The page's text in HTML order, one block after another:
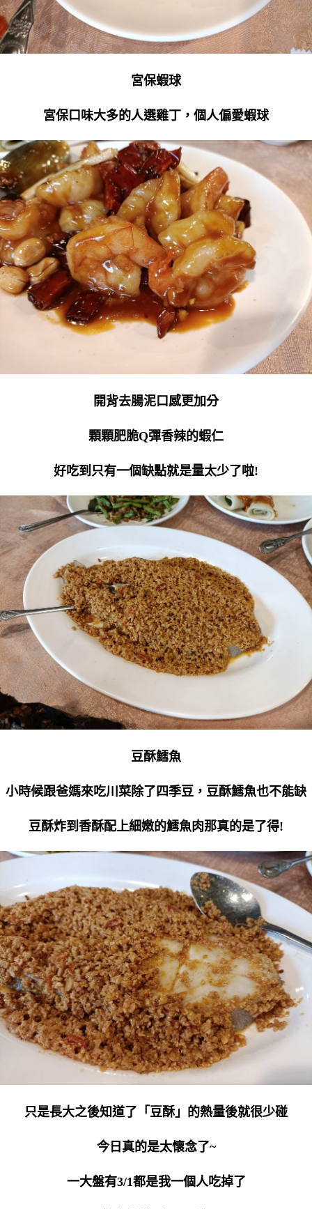
宮保蝦球
宮保口味大多的人選雞丁，個人偏愛蝦球
開背去腸泥口感更加分
顆顆肥脆Q彈香辣的蝦仁
好吃到只有一個缺點就是量太少了啦!
豆酥鱈魚
小時候跟爸媽來吃川菜除了四季豆，豆酥鱈魚也不能缺
豆酥炸到香酥配上細嫩的鱈魚肉那真的是了得!
只是長大之後知道了「豆酥」的熱量後就很少碰
今日真的是太懷念了~
一大盤有3/1都是我一個人吃掉了